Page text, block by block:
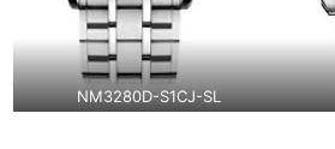
NM3280D-S1CJ-SL